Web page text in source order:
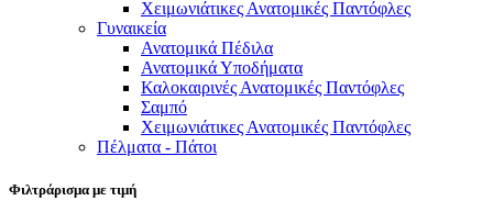
Χειμωνιάτικες Ανατομικές Παντόφλες
Γυναικεία
Ανατομικά Πέδιλα
Ανατομικά Υποδήματα
Καλοκαιρινές Ανατομικές Παντόφλες
Σαμπό
Χειμωνιάτικες Ανατομικές Παντόφλες
Πέλματα - Πάτοι
Φιλτράρισμα με τιμή